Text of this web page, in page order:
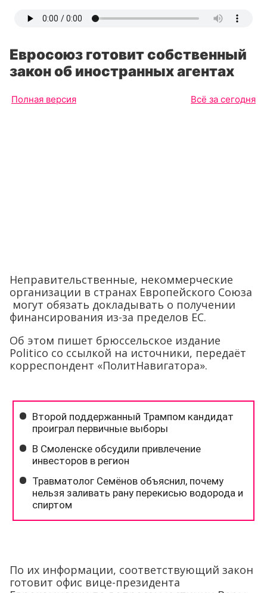
Евросоюз готовит собственный
закон об иностранных агентах
Полная версия Всё за сегодня
Неправительственные, некоммерческие
организации в странах Европейского Союза
могут обязать докладывать о получении
финансирования из-за пределов ЕС.
Об этом пишет брюссельское издание
Politico со ссылкой на источники, передаёт
корреспондент «ПолитНавигатора».
По их информации, соответствующий закон
готовит офис вице-президента